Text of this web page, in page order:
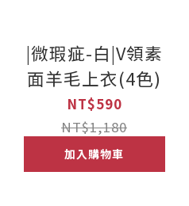
|微瑕疵-白|V領素
面羊毛上衣(4色)
NT$590
NT$1,180
加入購物車